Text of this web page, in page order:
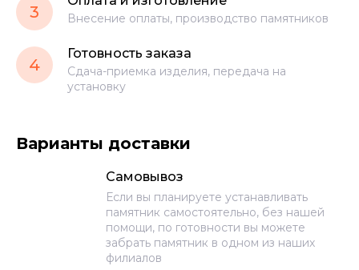
3 Внесение оплаты, производство памятников
4
Готовность заказа
Сдача-приемка изделия, передача на
установку
Варианты доставки
Самовывоз
Если вы планируете устанавливать
памятник самостоятельно, без нашей
помощи, по готовности вы можете
забрать памятник в одном из наших
филиалов